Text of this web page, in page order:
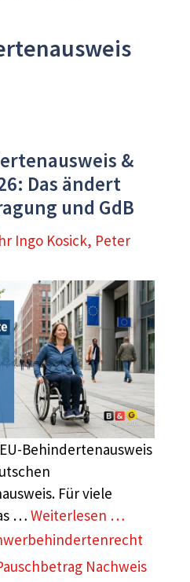
&
Das ändert
und GdB
Ingo Kosick, Peter
Behindertenausweis
Für viele
… Weiterlesen …
Nachweis